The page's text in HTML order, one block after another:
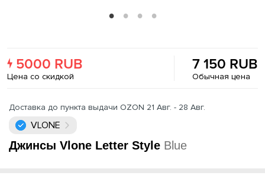
5000 RUB
Цена со скидкой
7 150 RUB
Обычная цена
Доставка до пункта выдачи OZON 21 Авг. - 28 Авг.
VLONE
Джинсы Vlone Letter Style Blue